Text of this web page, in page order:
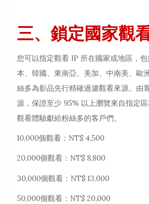
三、鎖定國家觀
您可以指定觀看 IP 所在國家或地區，
本、韓國、東南亞、美加、中南美、歐
絲多為影品先行精確過濾觀看來源。由
源，保證至少 95% 以上瀏覽來自指定
觀看體驗獻給粉絲多的客戶們。
10,000個觀看：NT$ 4,500
20,000個觀看：NT$ 8,800
30,000個觀看：NT$ 13,000
50,000個觀看：NT$ 20,000